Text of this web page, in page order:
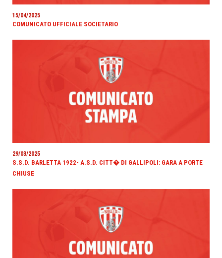
15/04/2025
COMUNICATO UFFICIALE SOCIETARIO
29/03/2025
S.S.D. BARLETTA 1922- A.S.D. CITT� DI GALLIPOLI: GARA A PORTE
CHIUSE